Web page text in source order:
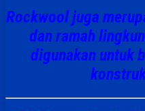
Rockwool juga
dan ramah
digunakan untuk